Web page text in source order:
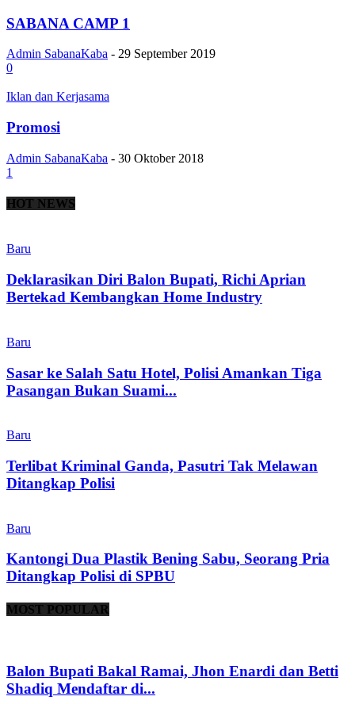
SABANA CAMP 1
Admin SabanaKaba - 29 September 2019
0
Iklan dan Kerjasama
Promosi
Admin SabanaKaba - 30 Oktober 2018
1
HOT NEWS
Baru
Deklarasikan Diri Balon Bupati, Richi Aprian
Bertekad Kembangkan Home Industry
Baru
Sasar ke Salah Satu Hotel, Polisi Amankan Tiga
Pasangan Bukan Suami...
Baru
Terlibat Kriminal Ganda, Pasutri Tak Melawan
Ditangkap Polisi
Baru
Kantongi Dua Plastik Bening Sabu, Seorang Pria
Ditangkap Polisi di SPBU
MOST POPULAR
Balon Bupati Bakal Ramai, Jhon Enardi dan Betti
Shadiq Mendaftar di...